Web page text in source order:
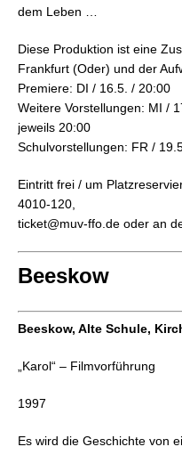
dem Leben …
Diese Produktion ist eine
Frankfurt (Oder) und der
Premiere: DI / 16.5. / 20:00
Weitere Vorstellungen: MI /
jeweils 20:00
Schulvorstellungen: FR /
Eintritt frei / um
4010-120,
ticket@muv-ffo.de oder an
Beeskow
Beeskow, Alte Schule,
„Karol“ – Filmvorführung
1997
Es wird die Geschichte von